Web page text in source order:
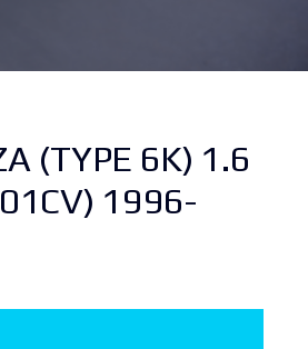
(TYPE 6K) 1.6
1996-